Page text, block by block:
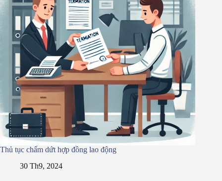
Thủ tục chấm dứt hợp đồng lao động
30 Th9, 2024